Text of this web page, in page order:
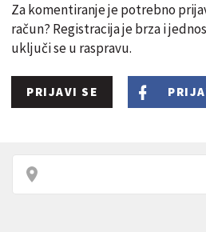
Za komentiranje je potrebno
račun? Registracija je brza i
uključi se u raspravu.
PRIJAVI SE